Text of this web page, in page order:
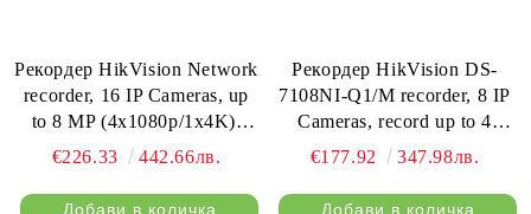
Рекордер HikVision Network
recorder, 16 IP Cameras, up
to 8 MP (4x1080p/1x4K),
H.265, 1 SATA HDD up to
input: HDMI 4K, VGA
€226.33 442.66лв.
Рекордер HikVision DS-
7108NI-Q1/M recorder, 8 IP
Cameras, record up to 4
MP(2560x1440); H.265, 1
USB, 100Mbit; Video input:
€177.92 347.98лв.